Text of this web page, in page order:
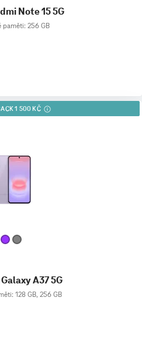
Note 15 5G
paměti: 256 GB
1 500 KČ
A37 5G
128 GB, 256 GB